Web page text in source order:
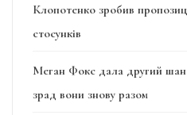
Клопотенко зробив
стосунків
Меган Фокс дала другий
зрад вони знову разом